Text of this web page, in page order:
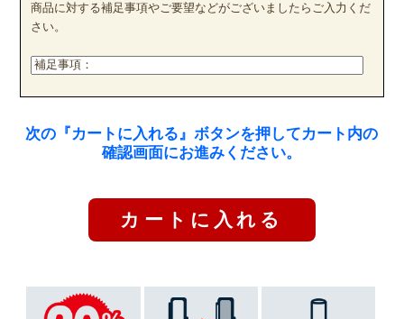
商品に対する補足事項やご要望などがございましたらご入力くだ
さい。
次の『カートに入れる』ボタンを押してカート内の
確認画面にお進みください。